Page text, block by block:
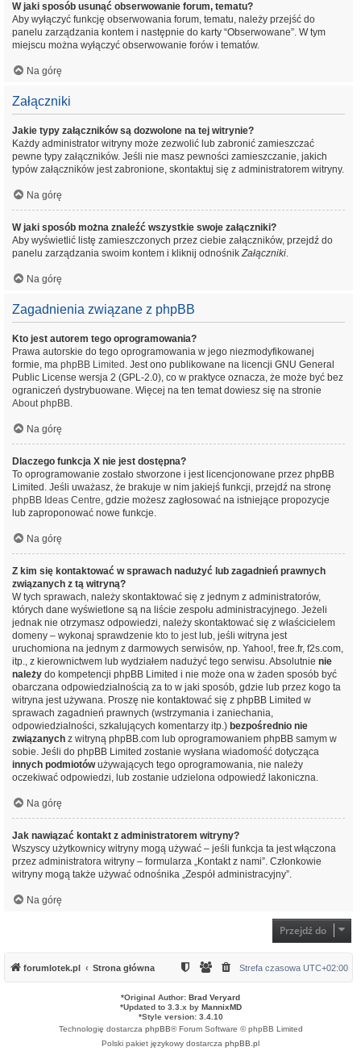
W jaki sposób usunąć obserwowanie forum, tematu?
Aby wyłączyć funkcję obserwowania forum, tematu, należy przejść do
panelu zarządzania kontem i następnie do karty “Obserwowane”. W tym
miejscu można wyłączyć obserwowanie forów i tematów.
Na górę
Załączniki
Jakie typy załączników są dozwolone na tej witrynie?
Każdy administrator witryny może zezwolić lub zabronić zamieszczać
pewne typy załączników. Jeśli nie masz pewności zamieszczanie, jakich
typów załączników jest zabronione, skontaktuj się z administratorem witryny.
Na górę
W jaki sposób można znaleźć wszystkie swoje załączniki?
Aby wyświetlić listę zamieszczonych przez ciebie załączników, przejdź do
panelu zarządzania swoim kontem i kliknij odnośnikZałączniki.
Na górę
Zagadnienia związane z phpBB
Kto jest autorem tego oprogramowania?
Prawa autorskie do tego oprogramowania w jego niezmodyfikowanej
formie, ma phpBB Limited . Jest ono publikowane na licencji GNU General
Public License wersja 2 (GPL-2.0), co w praktyce oznacza, że może być bez
ograniczeń dystrybuowane. Więcej na ten temat dowiesz się na stronie
About phpBB.
Na górę
Dlaczego funkcja X nie jest dostępna?
To oprogramowanie zostało stworzone i jest licencjonowane przez phpBB
Limited. Jeśli uważasz, że brakuje w nim jakiejś funkcji, przejdź na stronę
phpBB Ideas Centre, gdzie możesz zagłosować na istniejące propozycje
lub zaproponować nowe funkcje.
Na górę
Z kim się kontaktować w sprawach nadużyć lub zagadnień prawnych
związanych z tą witryną?
W tych sprawach, należy skontaktować się z jednym z administratorów,
których dane wyświetlone są na liście zespołu administracyjnego. Jeżeli
jednak nie otrzymasz odpowiedzi, należy skontaktować się z właścicielem
domeny – wykonaj sprawdzenie kto to jestlub, jeśli witryna jest
uruchomiona na jednym z darmowych serwisów, np. Yahoo!, free.fr, f2s.com,
itp., z kierownictwem lub wydziałem nadużyć tego serwisu. Absolutnie nie
należy do kompetencji phpBB Limited i nie może ona w żaden sposób być
obarczana odpowiedzialnością za to w jaki sposób, gdzie lub przez kogo ta
witryna jest używana. Proszę nie kontaktować się z phpBB Limited w
sprawach zagadnień prawnych (wstrzymania i zaniechania,
odpowiedzialności, szkalujących komentarzy itp.) bezpośrednio nie
związanych z witryną phpBB.com lub oprogramowaniem phpBB samym w
sobie. Jeśli do phpBB Limited zostanie wysłana wiadomość dotycząca
innych podmiotówużywających tego oprogramowania, nie należy
oczekiwać odpowiedzi, lub zostanie udzielona odpowiedź lakoniczna.
Na górę
Jak nawiązać kontakt z administratorem witryny?
Wszyscy użytkownicy witryny mogą używać – jeśli funkcja ta jest włączona
przez administratora witryny – formularza „Kontakt z nami”. Członkowie
witryny mogą także używać odnośnika „Zespół administracyjny”.
Na górę
Przejdź do
forumlotek.pl Strona główna Strefa czasowa UTC+02:00
*Original Author: Brad Veryard
*Updated to 3.3.x by MannixMD
*Style version: 3.4.10
Technologię dostarcza phpBB® Forum Software © phpBB Limited
Polski pakiet językowy dostarcza phpBB.pl